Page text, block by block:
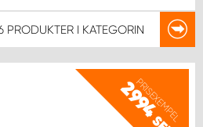
PRODUKTER I KATEGORIN
PRISEXEMPEL
2994